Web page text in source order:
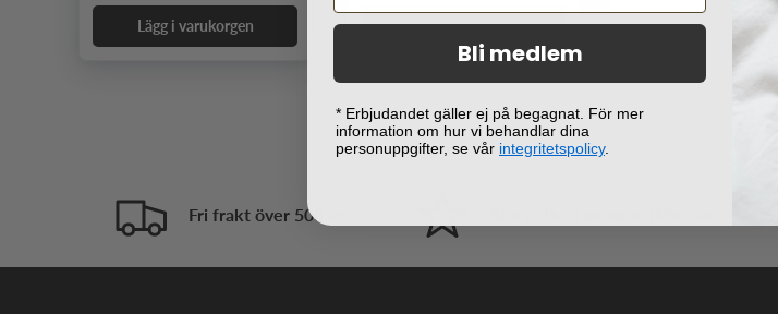
Lägg i varukorgen Lägg i varukorgen
Fri frakt över 500 kr
Bli medlem
* Erbjudandet gäller ej på begagnat. För mer
information om hur vi behandlar dina
personuppgifter, se vår integritetspolicy.